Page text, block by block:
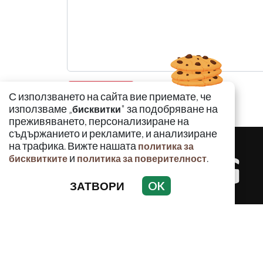
С използването на сайта вие приемате, че
използваме „бисквитки" за подобряване на
преживяването, персонализиране на
съдържанието и рекламите, и анализиране
на трафика. Вижте нашата политика за
бисквитките и политика за поверителност.
ЗАТВОРИ OK